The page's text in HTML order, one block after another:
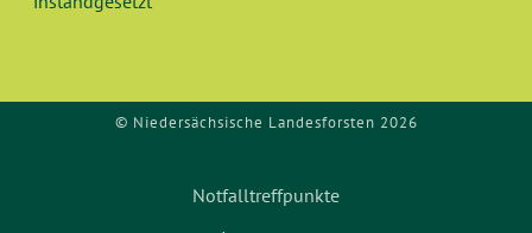
© Niedersächsische Landesforsten 2026
Notfalltreffpunkte